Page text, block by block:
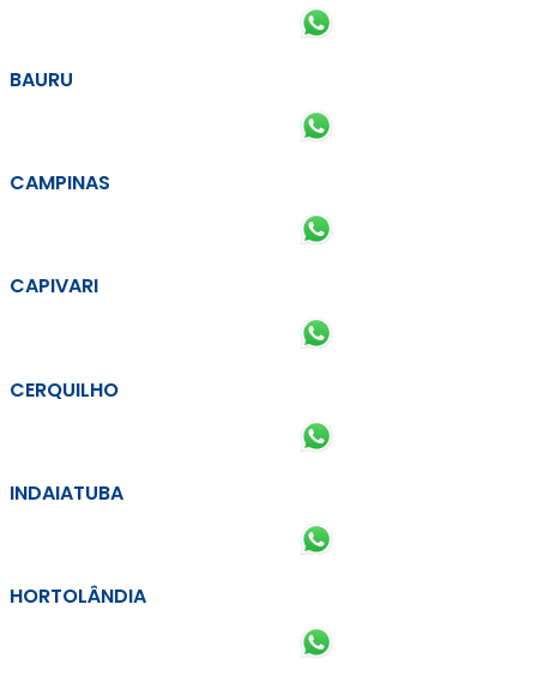
BAURU
CAMPINAS
CAPIVARI
CERQUILHO
INDAIATUBA
HORTOLÂNDIA